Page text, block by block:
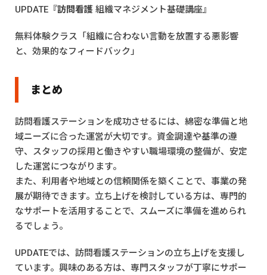
UPDATE『訪問看護 組織マネジメント基礎講座』
無料体験クラス「組織に合わない言動を放置する悪影響
と、効果的なフィードバック」
まとめ
訪問看護ステーションを成功させるには、綿密な準備と地
域ニーズに合った運営が大切です。資金調達や基準の遵
守、スタッフの採用と働きやすい職場環境の整備が、安定
した運営につながります。
また、利用者や地域との信頼関係を築くことで、事業の発
展が期待できます。立ち上げを検討している方は、専門的
なサポートを活用することで、スムーズに準備を進められ
るでしょう。
UPDATEでは、訪問看護ステーションの立ち上げを支援し
ています。興味のある方は、専門スタッフが丁寧にサポー